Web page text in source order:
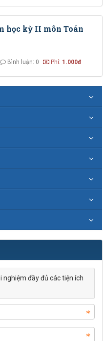
học kỳ II môn Toán
Bình luận: 0 Phí: 1.000đ
nghiệm đầy đủ các tiện ích